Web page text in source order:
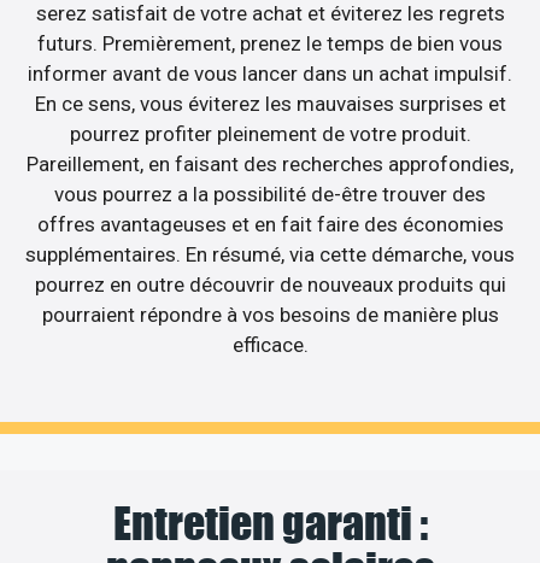
serez satisfait de votre achat et éviterez les regrets
futurs. Premièrement, prenez le temps de bien vous
informer avant de vous lancer dans un achat impulsif.
En ce sens, vous éviterez les mauvaises surprises et
pourrez profiter pleinement de votre produit.
Pareillement, en faisant des recherches approfondies,
vous pourrez a la possibilité de-être trouver des
offres avantageuses et en fait faire des économies
supplémentaires. En résumé, via cette démarche, vous
pourrez en outre découvrir de nouveaux produits qui
pourraient répondre à vos besoins de manière plus
efficace.
Entretien garanti :